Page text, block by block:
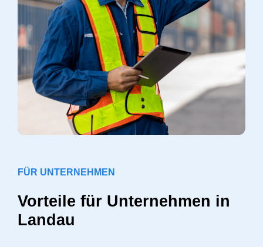
FÜR UNTERNEHMEN
Vorteile für Unternehmen in
Landau